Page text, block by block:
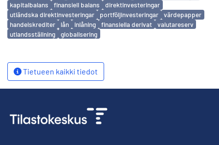
kapitalbalans
finansiell balans
direktinvesteringar
utländska direktinvesteringar
portföljinvesteringar
värdepapper
handelskrediter
lån inlåning finansiella derivat
valutareserv
utlandsställning
globalisering
Tietueen kaikki tiedot